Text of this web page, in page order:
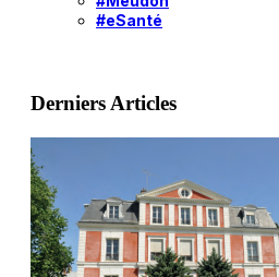
#eSanté
Derniers Articles